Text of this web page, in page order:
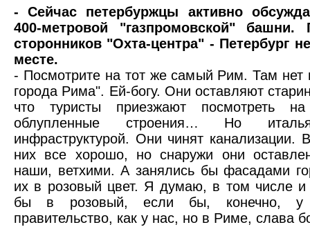
- Сейчас петербуржцы активно
400-метровой "газпромовской" башни.
сторонников "Охта-центра" - Петербург
месте.
- Посмотрите на тот же самый Рим. Там
города Рима". Ей-богу. Они оставляют
что туристы приезжают посмотреть
облупленные строения… Но
инфраструктурой. Они чинят канализации.
них все хорошо, но снаружи они
наши, ветхими. А занялись бы фасадами
их в розовый цвет. Я думаю, в том числе и
бы в розовый, если бы, конечно, у
правительство, как у нас, но в Риме, слава